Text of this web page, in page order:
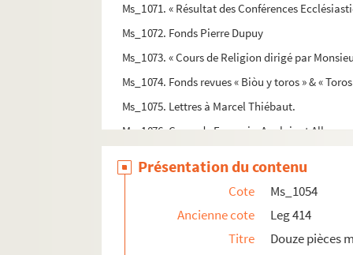
Ms_1071. « Résultat des Conférences
Ms_1072. Fonds Pierre Dupuy
Ms_1073. « Cours de Religion dirigé par
Ms_1074. Fonds revues « Biòu y toros » & «
Ms_1075. Lettres à Marcel Thiébaut.
Ms_1076. Cours de Français, Anglais et
Présentation du contenu
Cote
Ms_1054
Ancienne cote
Leg 414
Titre
Douze pièces